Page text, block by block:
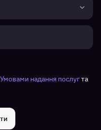
Умовами надання послугта